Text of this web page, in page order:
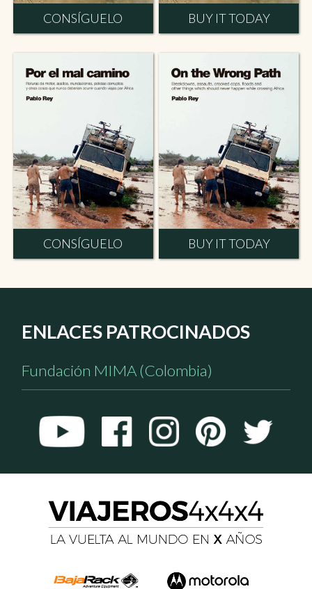
CONSÍGUELO BUY IT TODAY
CONSÍGUELO BUY IT TODAY
ENLACES PATROCINADOS
Fundación MIMA (Colombia)